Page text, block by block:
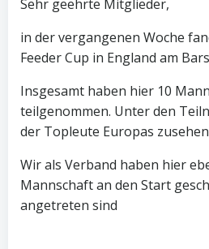
Sehr geehrte Mitglieder,
in der vergangenen Woche
Feeder Cup in England am
Insgesamt haben hier 10
teilgenommen. Unter den
der Topleute Europas
Wir als Verband haben hier
Mannschaft an den Start
angetreten sind